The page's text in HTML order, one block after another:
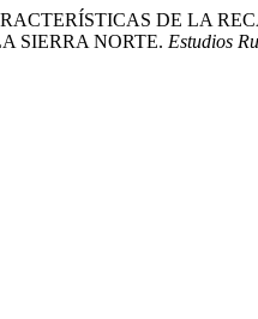
DE LA
SIERRA NORTE. Estudios